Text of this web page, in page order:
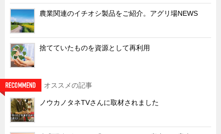
鉄道車両・駅舎関連
CATEGORY
営業、丸ごとフカボリ
新製品開発最前線
隠れた名品
旬の野菜とタキゲン製品
PICK UP NEWS
農業関連のイチオシ製品をご紹介。アグリ場NEWS
捨てていたものを資源として再利用
オススメの記事
ノウカノタネTVさんに取材されました